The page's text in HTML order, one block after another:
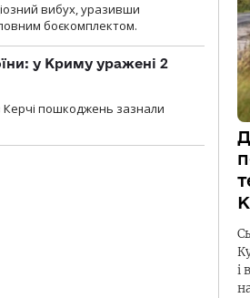
вибух, уразивши
боєкомплектом.
у Криму уражені 2
Керчі пошкоджень зазнали
і